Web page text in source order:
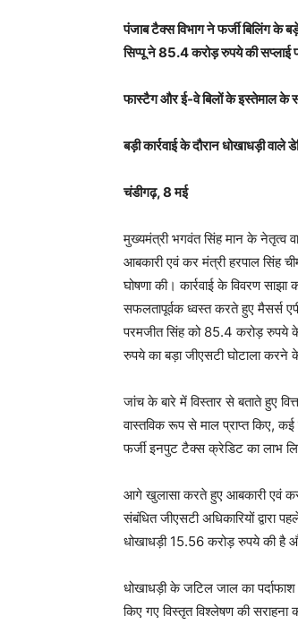
पंजाब टैक्स विभाग ने फर्जी बिलिंग के
सिप्पू ने 85.4 करोड़ रुपये की सप्लाई
फास्टैग और ई-वे बिलों के इस्तेमाल के
बड़ी कार्रवाई के दौरान धोखाधड़ी
चंडीगढ़, 8 मई
मुख्यमंत्री भगवंत सिंह मान के नेतृत्व
आबकारी एवं कर मंत्री हरपाल सिंह
घोषणा की। कार्रवाई के विवरण
सफलतापूर्वक ध्वस्त करते हुए मैसर्स
परमजीत सिंह को 85.4 करोड़
रुपये का बड़ा जीएसटी घोटाला करने
जांच के बारे में विस्तार से बताते हुए
वास्तविक रूप से माल प्राप्त किए, कई
फर्जी इनपुट टैक्स क्रेडिट का लाभ
आगे खुलासा करते हुए आबकारी एवं कर
संबंधित जीएसटी अधिकारियों द्वारा
धोखाधड़ी 15.56 करोड़ रुपये की है
धोखाधड़ी के जटिल जाल का
किए गए विस्तृत विश्लेषण की सराहना